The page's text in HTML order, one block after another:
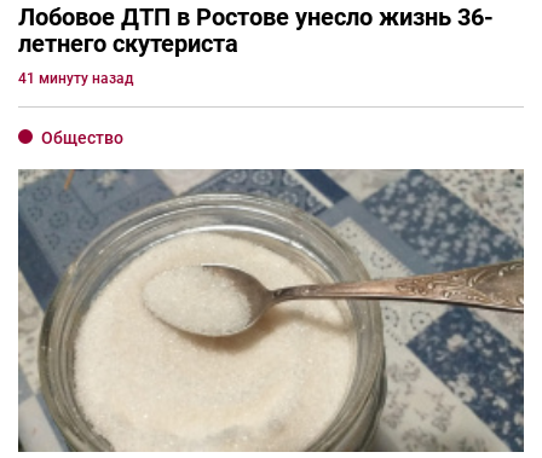
Лобовое ДТП в Ростове унесло жизнь 36-
летнего скутериста
41 минуту назад
Общество